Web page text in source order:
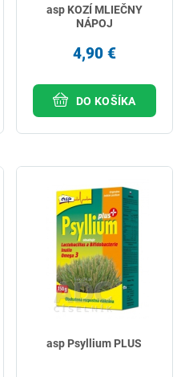
asp KOZÍ MLIEČNY
NÁPOJ
4,90 €
DO KOŠÍKA
asp Psyllium PLUS